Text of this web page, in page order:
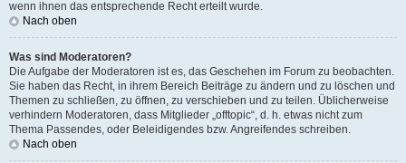
wenn ihnen das entsprechende Recht erteilt wurde.
Nach oben
Was sind Moderatoren?
Die Aufgabe der Moderatoren ist es, das Geschehen im Forum zu beobachten.
Sie haben das Recht, in ihrem Bereich Beiträge zu ändern und zu löschen und
Themen zu schließen, zu öffnen, zu verschieben und zu teilen. Üblicherweise
verhindern Moderatoren, dass Mitglieder „offtopic“, d. h. etwas nicht zum
Thema Passendes, oder Beleidigendes bzw. Angreifendes schreiben.
Nach oben